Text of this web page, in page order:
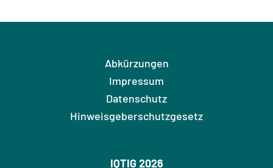
Abkürzungen
Impressum
Datenschutz
Hinweisgeberschutzgesetz
IQTIG 2026